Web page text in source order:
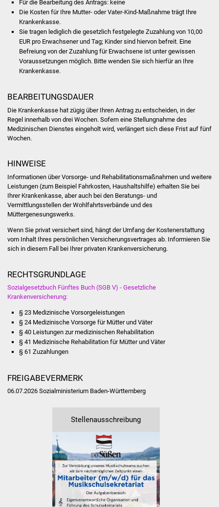
NETZMonitor
Gesundheit und Notfall
Ärzte und Apotheken
Index
ÖPNV
Abfall und Entsorgung
Kultur & Freizeit
Stadtfest
Einrichtungen
Hallenbad
Stadtbücherei
Kulturhalle
Vereine und Parteien
Selbsteintrag Vereine
Beirat Süßener Vereine
Für die Bearbeitung des Antrags: keine
Die Kosten für Ihre Mutter- oder Vater-Kind-Maßnahme trägt Ihre
Krankenkasse.
Sie tragen lediglich die gesetzlich festgelegte Zuzahlung von 10,00
EUR pro Erwachsener und Tag; Kinder sind hiervon befreit. Eine
Befreiung von der Zuzahlung für Erwachsene ist unter gewissen
Voraussetzungen möglich. Bitte wenden Sie sich hierfür an Ihre
Krankenkasse.
BEARBEITUNGSDAUER
Die Krankenkasse hat zügig über Ihren Antrag zu entscheiden, in der
Regel innerhalb von drei Wochen. Sofern eine Stellungnahme des
Medizinischen Dienstes eingeholt wird, verlängert sich diese Frist auf fünf
Wochen.
HINWEISE
Informationen über Vorsorge- und Rehabilitationsmaßnahmen und weitere
Leistungen (zum Beispiel Fahrkosten, Haushaltshilfe) erhalten Sie bei
Ihrer Krankenkasse, aber auch bei den Beratungs- und
Vermittlungsstellen der Wohlfahrtsverbände und des
Müttergenesungswerks.
Wenn Sie privat versichert sind, hängt der Umfang der Kostenerstattung
vom Inhalt Ihres persönlichen Versicherungsvertrages ab. Informieren Sie
sich in diesem Fall bei Ihrer privaten Krankenversicherung.
RECHTSGRUNDLAGE
Sozialgesetzbuch Fünftes Buch (SGB V) - Gesetzliche
Krankenversicherung:
§ 23 Medizinische Vorsorgeleistungen
§ 24 Medizinische Vorsorge für Mütter und Väter
§ 40 Leistungen zur medizinischen Rehabilitation
§ 41 Medizinische Rehabilitation für Mütter und Väter
§ 61 Zuzahlungen
FREIGABEVERMERK
06.07.2026Sozialministerium Baden-Württemberg
Stellenausschreibung